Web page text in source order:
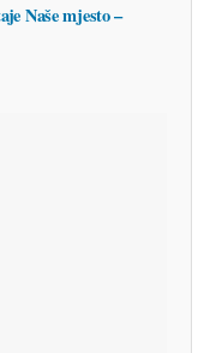
Naše mjesto –